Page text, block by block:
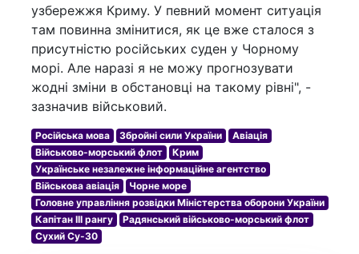
узбережжя Криму. У певний момент ситуація
там повинна змінитися, як це вже сталося з
присутністю російських суден у Чорному
морі. Але наразі я не можу прогнозувати
жодні зміни в обстановці на такому рівні", -
зазначив військовий.
Російська мова Збройні сили України
Авіація
Військово-морський флот
Крим
Українське незалежне інформаційне агентство
Військова авіація
Чорне море
Головне управління розвідки Міністерства оборони України
Капітан III рангу
Радянський військово-морський флот
Сухий Су-30